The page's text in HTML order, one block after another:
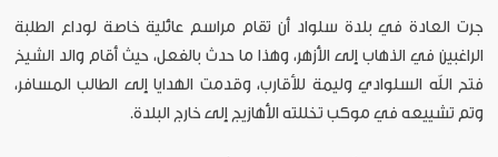
جرت العادة في بلدة سلواد أن تقام مراسم عائلية خاصة لوداع الطلبة
الراغبين في الذهاب إلى الأزهر، وهذا ما حدث بالفعل، حيث أقام والد الشيخ
فتح الله السلوادي وليمة للأقارب، وقدمت الهدايا إلى الطالب المسافر،
وتم تشييعه في موكب تخللته الأهازيج إلى خارج البلدة.